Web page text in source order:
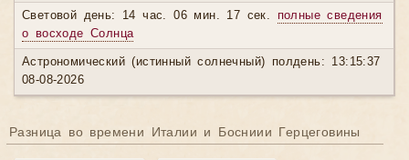
Световой день: 14 час. 06 мин. 17 сек. полные сведения
о восходе Солнца
Астрономический (истинный солнечный) полдень: 13:15:37
08-08-2026
Разница во времени Италии и Босниии Герцеговины